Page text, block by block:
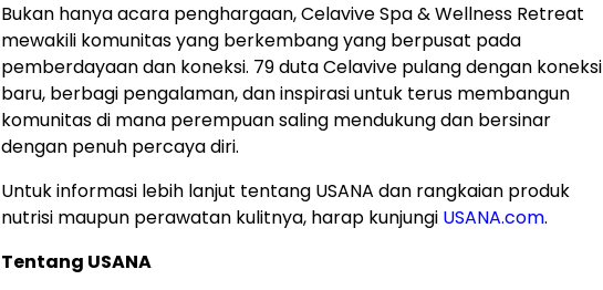
Bukan hanya acara penghargaan, Celavive Spa & Wellness Retreat
mewakili komunitas yang berkembang yang berpusat pada
pemberdayaan dan koneksi. 79 duta Celavive pulang dengan koneksi
baru, berbagi pengalaman, dan inspirasi untuk terus membangun
komunitas di mana perempuan saling mendukung dan bersinar
dengan penuh percaya diri.
Untuk informasi lebih lanjut tentang USANA dan rangkaian produk
nutrisi maupun perawatan kulitnya, harap kunjungi USANA.com.
Tentang USANA